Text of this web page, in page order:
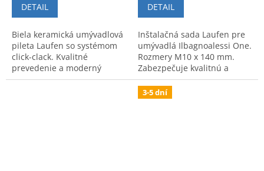
DETAIL
Biela keramická umývadlová
pileta Laufen so systémom
click-clack. Kvalitné
prevedenie a moderný
dizajn.
DETAIL
Inštalačná sada Laufen pre
umývadlá Ilbagnoalessi One.
Rozmery M10 x 140 mm.
Zabezpečuje kvalitnú a
bezpečnú montáž s dlhou
životnosťou.
3-5 dní